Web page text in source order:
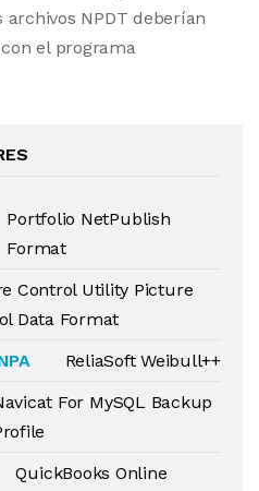
NPDT deberían
el programa
Portfolio NetPublish
Format
Control Utility Picture
Data Format
ReliaSoft Weibull++
For MySQL Backup
QuickBooks Online